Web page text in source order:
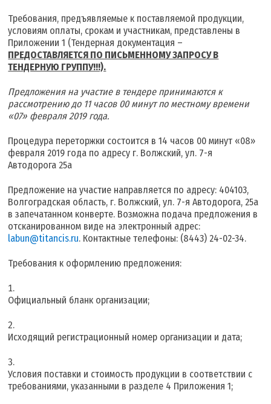
Требования, предъявляемые к поставляемой продукции,
условиям оплаты, срокам и участникам, представлены в
Приложении 1 (Тендерная документация –
ПРЕДОСТАВЛЯЕТСЯ ПО ПИСЬМЕННОМУ ЗАПРОСУ В
ТЕНДЕРНУЮ ГРУППУ!!!).
Предложения на участие в тендере принимаются к
рассмотрению до 11 часов 00 минут по местному времени
«07» февраля 2019 года.
Процедура переторжки состоится в 14 часов 00 минут «08»
февраля 2019 года по адресу г. Волжский, ул. 7-я
Автодорога 25а
Предложение на участие направляется по адресу: 404103,
Волгоградская область, г. Волжский, ул. 7-я Автодорога, 25а
в запечатанном конверте. Возможна подача предложения в
отсканированном виде на электронный адрес:
labun@titancis.ru. Контактные телефоны: (8443) 24-02-34.
Требования к оформлению предложения:
Официальный бланк организации;
Исходящий регистрационный номер организации и дата;
Условия поставки и стоимость продукции в соответствии с
требованиями, указанными в разделе 4 Приложения 1;